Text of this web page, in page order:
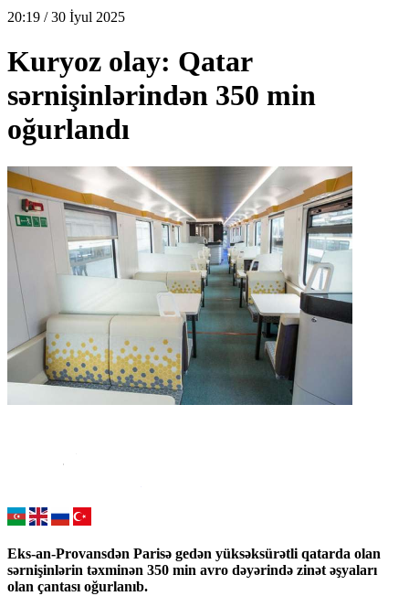
20:19 / 30 İyul 2025
Kuryoz olay: Qatar
sərnişinlərindən 350 min
oğurlandı
Eks-an-Provansdən Parisə gedən yüksəksürətli qatarda olan
sərnişinlərin təxminən 350 min avro dəyərində zinət əşyaları
olan çantası oğurlanıb.